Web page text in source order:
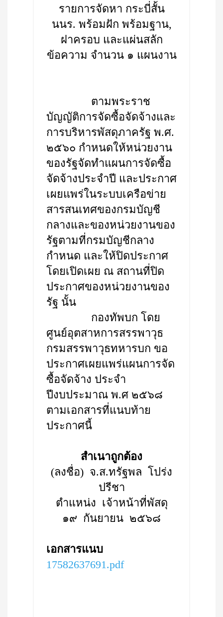
รายการจัดหา กระบี่สั้น
นนร. พร้อมฝัก พร้อมฐาน,
ฝาครอบ และแผ่นสลัก
ข้อความ จำนวน ๑ แผนงาน
ตามพระราช
บัญญัติการจัดซื้อจัดจ้างและ
การบริหารพัสดุภาครัฐ พ.ศ.
๒๕๖๐ กำหนดให้หน่วยงาน
ของรัฐจัดทำแผนการจัดซื้อ
จัดจ้างประจำปี และประกาศ
เผยแพร่ในระบบเครือข่าย
สารสนเทศของกรมบัญชี
กลางและของหน่วยงานของ
รัฐตามที่กรมบัญชีกลาง
กำหนด และให้ปิดประกาศ
โดยเปิดเผย ณ สถานที่ปิด
ประกาศของหน่วยงานของ
รัฐ นั้น
กองทัพบก โดย
ศูนย์อุตสาหการสรรพาวุธ
กรมสรรพาวุธทหารบก ขอ
ประกาศเผยแพร่แผนการจัด
ซื้อจัดจ้าง ประจำ
ปีงบประมาณ พ.ศ ๒๕๖๘
ตามเอกสารที่แนบท้าย
ประกาศนี้
สำเนาถูกต้อง
(ลงชื่อ) จ.ส.ทรัฐพล โปร่ง
ปรีชา
ตำแหน่ง เจ้าหน้าที่พัสดุ
๑๙ กันยายน ๒๕๖๘
เอกสารแนบ
17582637691.pdf